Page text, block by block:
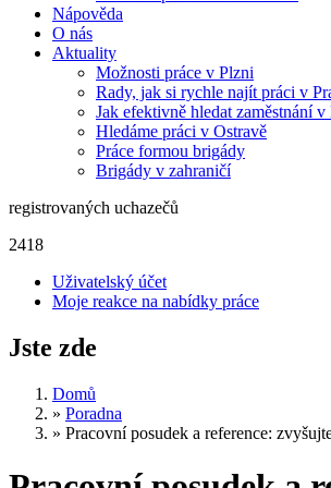
Nápověda
O nás
Aktuality
Možnosti práce v Plzni
Rady, jak si rychle najít práci v
Jak efektivně hledat zaměstnání v
Hledáme práci v Ostravě
Práce formou brigády
Brigády v zahraničí
registrovaných uchazečů
2418
Uživatelský účet
Moje reakce na nabídky práce
Jste zde
Domů
» Poradna
» Pracovní posudek a reference: